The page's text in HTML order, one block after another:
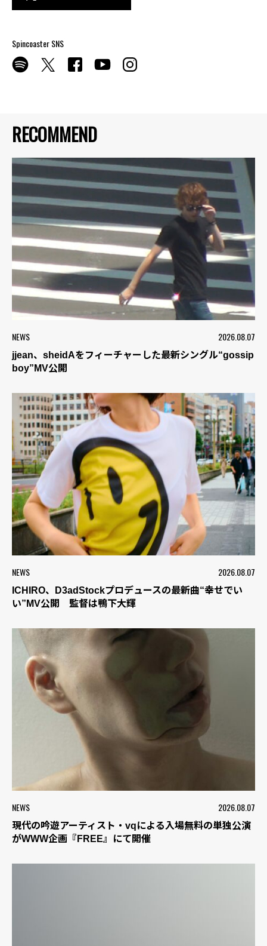
RECOMMEND
NEWS 2026.08.07
jjean、sheidAをフィーチャーした最新シングル“gossip
boy”MV公開
NEWS 2026.08.07
ICHIRO、D3adStockプロデュースの最新曲“幸せでい
い”MV公開 監督は鴨下大輝
NEWS 2026.08.07
現代の吟遊アーティスト・vqによる入場無料の単独公演
がWWW企画『FREE』にて開催
Spincoaster SNS